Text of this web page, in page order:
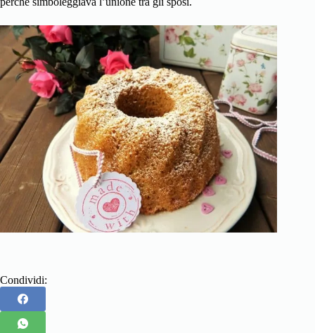
Condividi: